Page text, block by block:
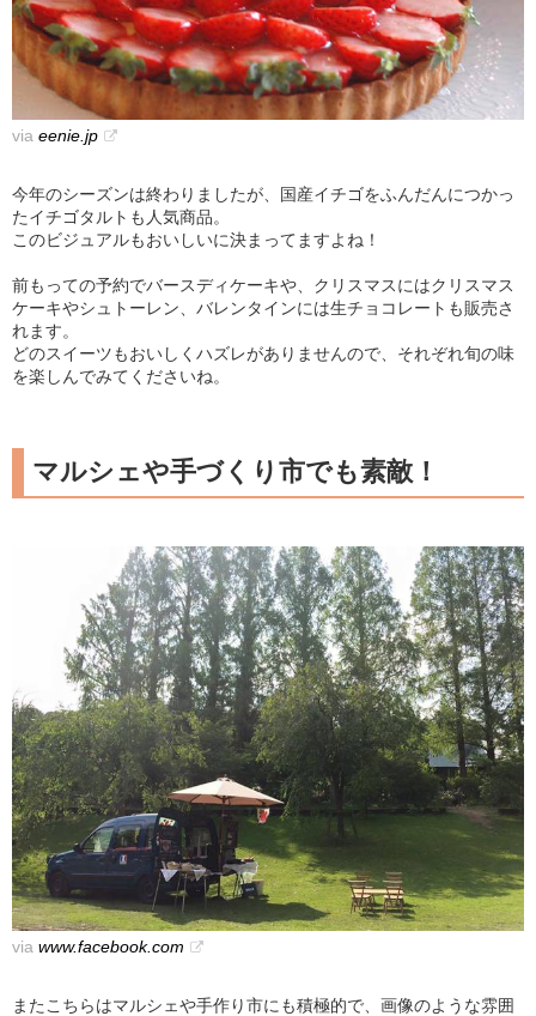
via eenie.jp
今年のシーズンは終わりましたが、国産イチゴをふんだんにつかっ
たイチゴタルトも人気商品。
このビジュアルもおいしいに決まってますよね！
前もっての予約でバースディケーキや、クリスマスにはクリスマス
ケーキやシュトーレン、バレンタインには生チョコレートも販売さ
れます。
どのスイーツもおいしくハズレがありませんので、それぞれ旬の味
を楽しんでみてくださいね。
マルシェや手づくり市でも素敵！
via www.facebook.com
またこちらはマルシェや手作り市にも積極的で、画像のような雰囲